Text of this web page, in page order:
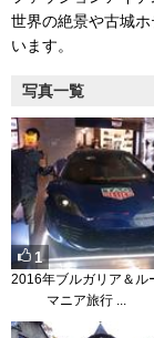
世界の絶景や古城
います。
写真一覧
1
2016年ブルガリア＆ル
マニア旅行 ...